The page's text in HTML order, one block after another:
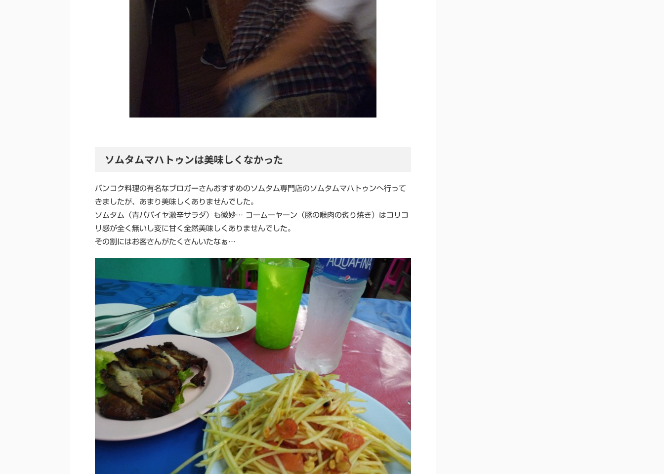
ソムタムマハトゥンは美味しくなかった
バンコク料理の有名なブロガーさんおすすめのソムタム専門店のソムタムマハトゥンへ行って
きましたが、あまり美味しくありませんでした。
ソムタム（青パパイヤ激辛サラダ）も微妙… コームーヤーン（豚の喉肉の炙り焼き）はコリコ
リ感が全く無いし変に甘く全然美味しくありませんでした。
その割にはお客さんがたくさんいたなぁ…